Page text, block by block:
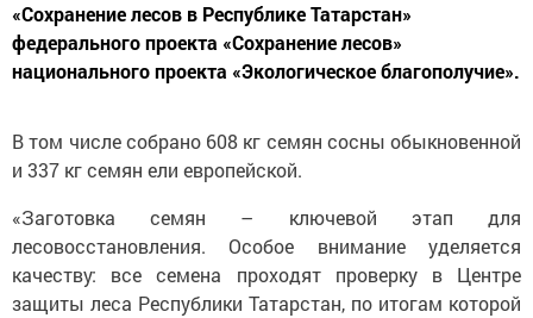
«Сохранение лесов в Республике Татарстан»
федерального проекта «Сохранение лесов»
национального проекта «Экологическое благополучие».
В том числе собрано 608 кг семян сосны обыкновенной
и 337 кг семян ели европейской.
«Заготовка семян – ключевой этап для
лесовосстановления. Особое внимание уделяется
качеству: все семена проходят проверку в Центре
защиты леса Республики Татарстан, по итогам которой